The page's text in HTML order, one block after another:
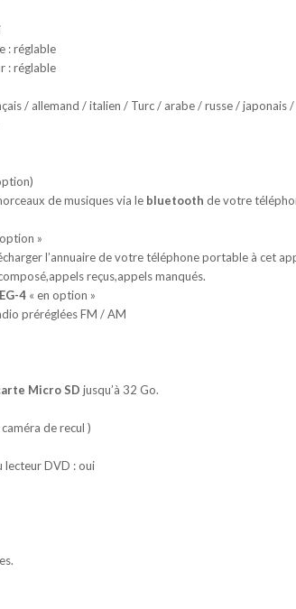
: réglable
: réglable
/ allemand / italien / Turc / arabe / russe / japonais
de musiques via le bluetooth de votre
»
l’annuaire de votre téléphone portable à cet
reçus,appels manqués.
4 « en option »
préréglées FM / AM
Micro SD jusqu’à 32 Go.
de recul )
lecteur DVD : oui